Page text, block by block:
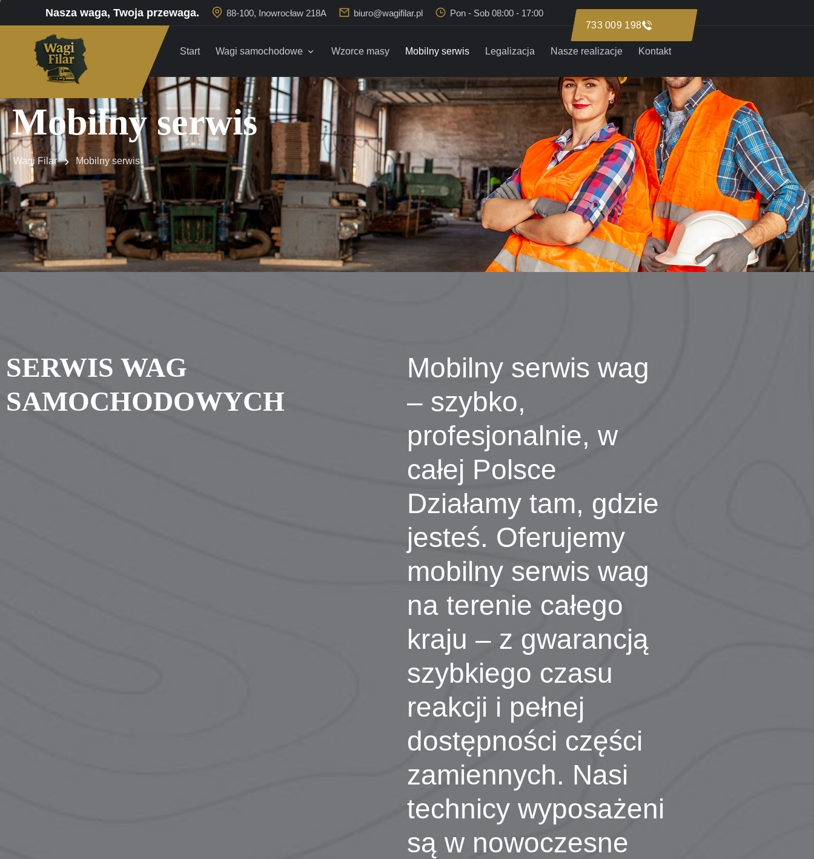
Nasza waga, Twoja przewaga. 88-100, Inowrocław 218A biuro@wagifilar.pl Pon - Sob 08:00 - 17:00
Start Wagi samochodowe Wzorce masy Mobilny serwis Legalizacja Nasze realizacje Kontakt
Mobilny serwis
Wagi Filar Mobilny serwis
SERWIS WAG
SAMOCHODOWYCH
Mobilny serwis wag
– szybko,
profesjonalnie, w
całej Polsce
Działamy tam, gdzie
jesteś. Oferujemy
mobilny serwis wag
na terenie całego
kraju – z gwarancją
szybkiego czasu
reakcji i pełnej
dostępności części
zamiennych. Nasi
technicy wyposażeni
są w nowoczesne